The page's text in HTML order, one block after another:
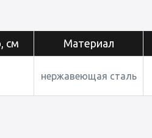
см Материал
нержавеющая сталь